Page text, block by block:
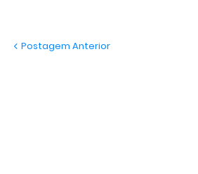
Postagem Anterior